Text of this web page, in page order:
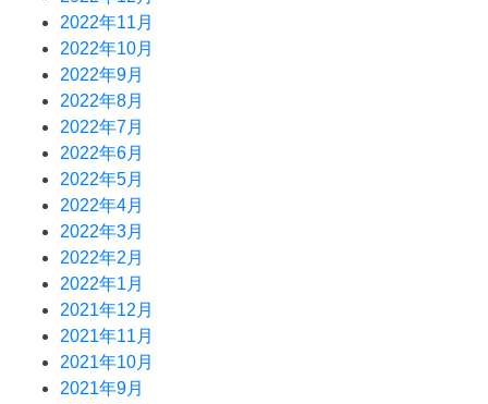
2022年11月
2022年10月
2022年9月
2022年8月
2022年7月
2022年6月
2022年5月
2022年4月
2022年3月
2022年2月
2022年1月
2021年12月
2021年11月
2021年10月
2021年9月